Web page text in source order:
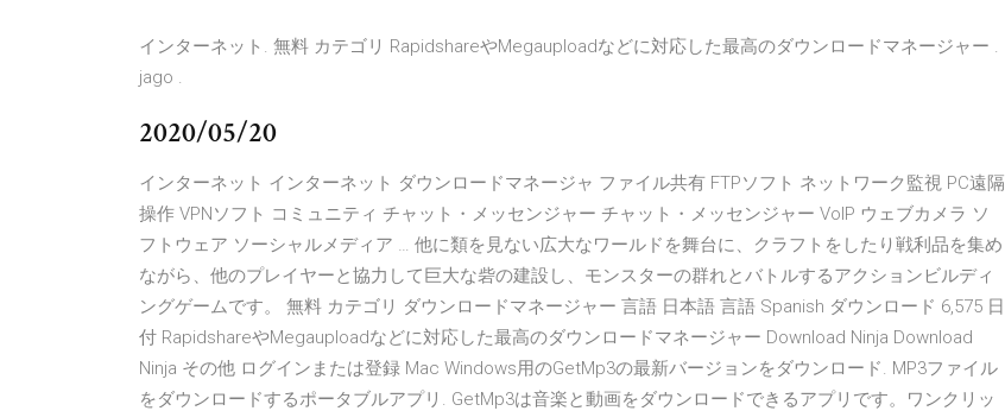
インターネット. 無料 カテゴリ RapidshareやMegauploadなどに対応した最高のダウンロードマネージャー .
jago .
2020/05/20
インターネット インターネット ダウンロードマネージャ ファイル共有 FTPソフト ネットワーク監視 PC遠隔
操作 VPNソフト コミュニティ チャット・メッセンジャー チャット・メッセンジャー VoIP ウェブカメラ ソ
フトウェア ソーシャルメディア … 他に類を見ない広大なワールドを舞台に、クラフトをしたり戦利品を集め
ながら、他のプレイヤーと協力して巨大な砦の建設し、モンスターの群れとバトルするアクションビルディ
ングゲームです。 無料 カテゴリ ダウンロードマネージャー 言語 日本語 言語 Spanish ダウンロード 6,575 日
付 RapidshareやMegauploadなどに対応した最高のダウンロードマネージャー Download Ninja Download
Ninja その他 ログインまたは登録 Mac Windows用のGetMp3の最新バージョンをダウンロード. MP3ファイル
をダウンロードするポータブルアプリ. GetMp3は音楽と動画をダウンロードできるアプリです。ワンクリッ